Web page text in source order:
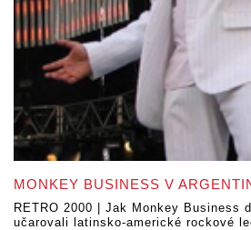
MONKEY BUSINESS V
RETRO 2000 | Jak Monkey Business
učarovali latinsko-americké rockové